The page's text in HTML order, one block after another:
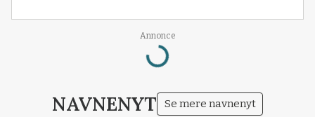
Annonce
Loading...
NAVNENYT Se mere navnenyt